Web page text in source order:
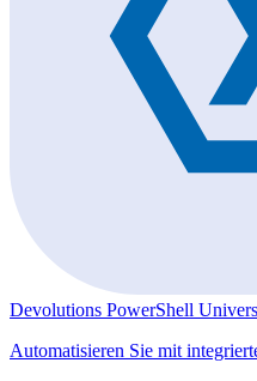
Devolutions PowerShell
Automatisieren Sie mit